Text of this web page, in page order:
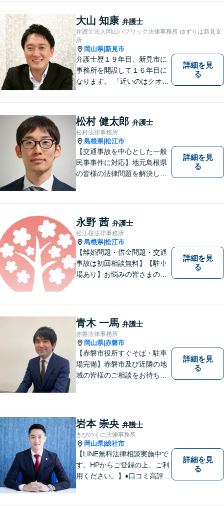
決を目指します。 どんな些細
なことでもお気軽にご相談く
ださい。【弁護士歴15年以
上】
大山 知康 弁護士
弁護士法人岡山パブリック法律事務所 ゆずりは新見支
所
岡山県|新見市
弁護士歴１９年目、新見市に
事務所を開設して１６年目に
なります。 「近いのはクオリ
皆さまに距離的にも精神的に
も「近い」法律事務所となれ
るよう職員一同頑張っていま
す。 お気軽にお問い合わせく
ださい。
詳細を見
る
松村 健太郎 弁護士
松村法律事務所
島根県|松江市
【交通事故を中心とした一般
民事事件に対応】地元島根県
の皆様の法律問題を解決し、
決だけでなく、依頼者様一人
ひとりの心に寄り添ったサポ
ートを心がけております。ま
ずはお気軽にご相談くださ
い。
詳細を見
る
永野 茜 弁護士
松江桜法律事務所
島根県|松江市
【離婚問題・借金問題・交通
事故は初回相談無料】【駐車
場あり】お悩みの皆さまの気
いりたいと思います。丁寧な
説明で適切かつ迅速な解決を
目指します。
詳細を見
る
青木 一馬 弁護士
赤磐法律事務所
岡山県|赤磐市
【赤磐市役所すぐそば・駐車
場完備】赤磐市及び近隣の地
域の皆様のご相談をお待ちし
詳細を見
る
岩本 崇央 弁護士
きびのくに法律事務所
岡山県|総社市
【LINE無料法律相談実施中で
す。HPからご登録の上、ご利
用ください。】♦口コミ高評価
詳細を見
る